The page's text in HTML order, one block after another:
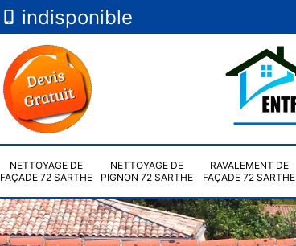
indisponible
NETTOYAGE DE
FAÇADE 72 SARTHE
NETTOYAGE DE
PIGNON 72 SARTHE
RAVALEMENT DE
FAÇADE 72 SARTHE